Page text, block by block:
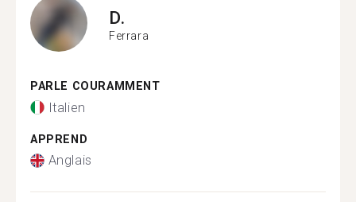
D.
Ferrara
PARLE COURAMMENT
Italien
APPREND
Anglais